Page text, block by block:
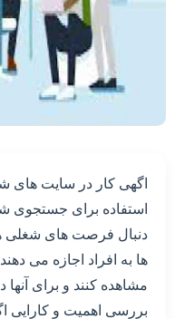
اگهی کار در سایت های
استفاده برای جستجوی
دنبال فرصت های شغلی
ها به افراد اجازه می
مشاهده کنند و برای آنها
بررسی اهمیت و کارایی